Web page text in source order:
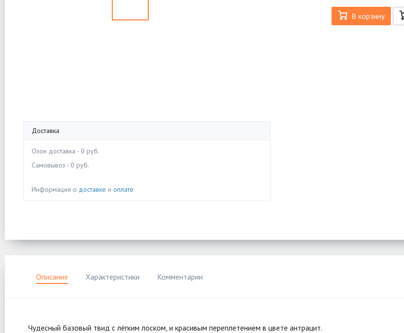
В корзину
Доставка
Озон доставка - 0 руб.
Самовывоз - 0 руб.
Информация о доставке и оплате
Описание Характеристики Комментарии
Чудесный базовый твид с лёгким лоском, и красивым переплетением в цвете антрацит.